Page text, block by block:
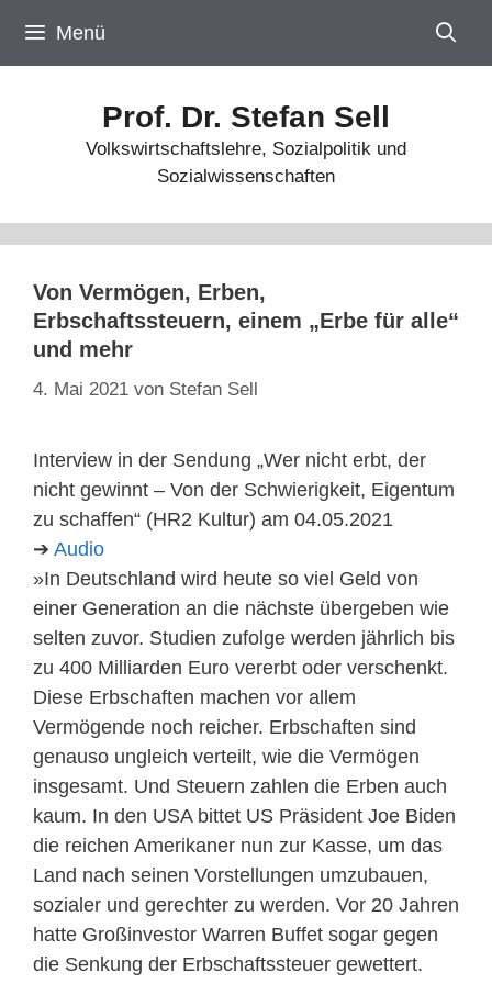
Inhalt
springen
Menü
Prof. Dr. Stefan Sell
Volkswirtschaftslehre, Sozialpolitik und
Sozialwissenschaften
Von Vermögen, Erben,
Erbschaftssteuern, einem „Erbe für alle“
und mehr
4. Mai 2021 von Stefan Sell
Interview in der Sendung „Wer nicht erbt, der
nicht gewinnt – Von der Schwierigkeit, Eigentum
zu schaffen“ (HR2 Kultur) am 04.05.2021
➔ Audio
»In Deutschland wird heute so viel Geld von
einer Generation an die nächste übergeben wie
selten zuvor. Studien zufolge werden jährlich bis
zu 400 Milliarden Euro vererbt oder verschenkt.
Diese Erbschaften machen vor allem
Vermögende noch reicher. Erbschaften sind
genauso ungleich verteilt, wie die Vermögen
insgesamt. Und Steuern zahlen die Erben auch
kaum. In den USA bittet US Präsident Joe Biden
die reichen Amerikaner nun zur Kasse, um das
Land nach seinen Vorstellungen umzubauen,
sozialer und gerechter zu werden. Vor 20 Jahren
hatte Großinvestor Warren Buffet sogar gegen
die Senkung der Erbschaftssteuer gewettert.